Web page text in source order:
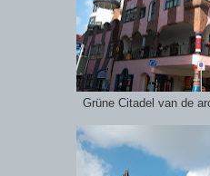
Grüne Citadel van de